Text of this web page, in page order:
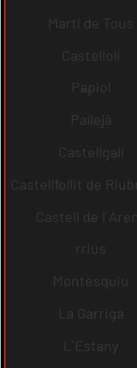
Martí de Tous
Castellolí
Papiol
Pallejà
Castellgalí
Castellfollit de
Castell de
rrius
Montesquiu
La Garriga
L´Estany